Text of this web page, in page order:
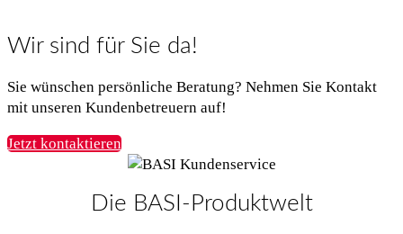
Wir sind für Sie da!
Sie wünschen persönliche Beratung? Nehmen Sie Kontakt
mit unseren Kundenbetreuern auf!
Jetzt kontaktieren
Die BASI-Produktwelt